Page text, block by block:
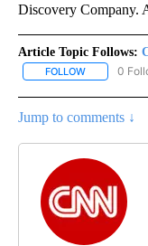
Discovery Company.
Article Topic Follows:
FOLLOW FOLLOW
0
Jump to comments ↓